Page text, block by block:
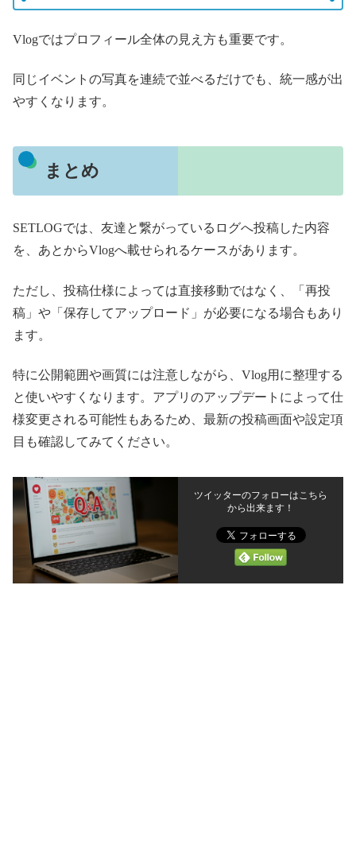
Vlogではプロフィール全体の見え方も重要です。
同じイベントの写真を連続で並べるだけでも、統一感が出
やすくなります。
まとめ
SETLOGでは、友達と繋がっているログへ投稿した内容
を、あとからVlogへ載せられるケースがあります。
ただし、投稿仕様によっては直接移動ではなく、「再投
稿」や「保存してアップロード」が必要になる場合もあり
ます。
特に公開範囲や画質には注意しながら、Vlog用に整理する
と使いやすくなります。アプリのアップデートによって仕
様変更される可能性もあるため、最新の投稿画面や設定項
目も確認してみてください。
ツイッターのフォローはこちら
から出来ます！